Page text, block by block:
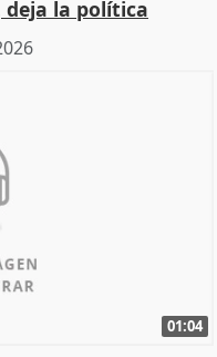
la política
01:04